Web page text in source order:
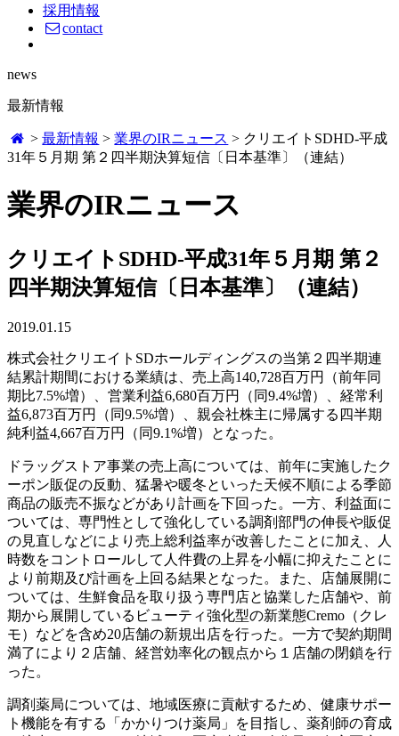
採用情報
contact
news
最新情報
>最新情報 >業界のIRニュース > クリエイトSDHD-平成
31年５月期 第２四半期決算短信〔日本基準〕（連結）
業界のIRニュース
クリエイトSDHD-平成31年５月期 第２
四半期決算短信〔日本基準〕（連結）
2019.01.15
株式会社クリエイトSDホールディングスの当第２四半期連
結累計期間における業績は、売上高140,728百万円（前年同
期比7.5%増）、営業利益6,680百万円（同9.4%増）、経常利
益6,873百万円（同9.5%増）、親会社株主に帰属する四半期
純利益4,667百万円（同9.1%増）となった。
ドラッグストア事業の売上高については、前年に実施したク
ーポン販促の反動、猛暑や暖冬といった天候不順による季節
商品の販売不振などがあり計画を下回った。一方、利益面に
ついては、専門性として強化している調剤部門の伸長や販促
の見直しなどにより売上総利益率が改善したことに加え、人
時数をコントロールして人件費の上昇を小幅に抑えたことに
より前期及び計画を上回る結果となった。また、店舗展開に
ついては、生鮮食品を取り扱う専門店と協業した店舗や、前
期から展開しているビューティ強化型の新業態Cremo（クレ
モ）などを含め20店舗の新規出店を行った。一方で契約期間
満了により２店舗、経営効率化の観点から１店舗の閉鎖を行
った。
調剤薬局については、地域医療に貢献するため、健康サポー
ト機能を有する「かかりつけ薬局」を目指し、薬剤師の育成